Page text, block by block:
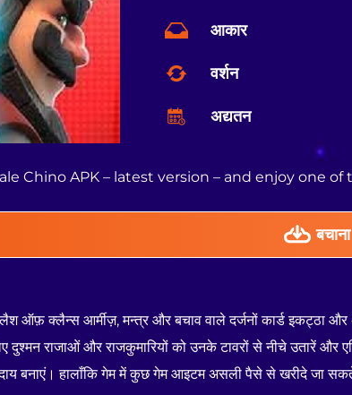
आकार
वर्शन
अद्यतन
Chino APK – latest version – and enjoy one
बचाना
ऑफ़ क्लैन्स आर्मीज़, मन्त्र और बचाव वाले दर्जनों कार्ड इकट्ठा
दुश्मन राजाओं और राजकुमारियों को उनके टावरों से नीचे उतारें
बनाएं। हालाँकि गेम में कुछ गेम आइटम असली पैसे से खरीदे जा